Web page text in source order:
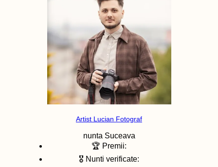
Artist Lucian Fotograf
nunta Suceava
🏆 Premii:
🎖️ Nunti verificate: